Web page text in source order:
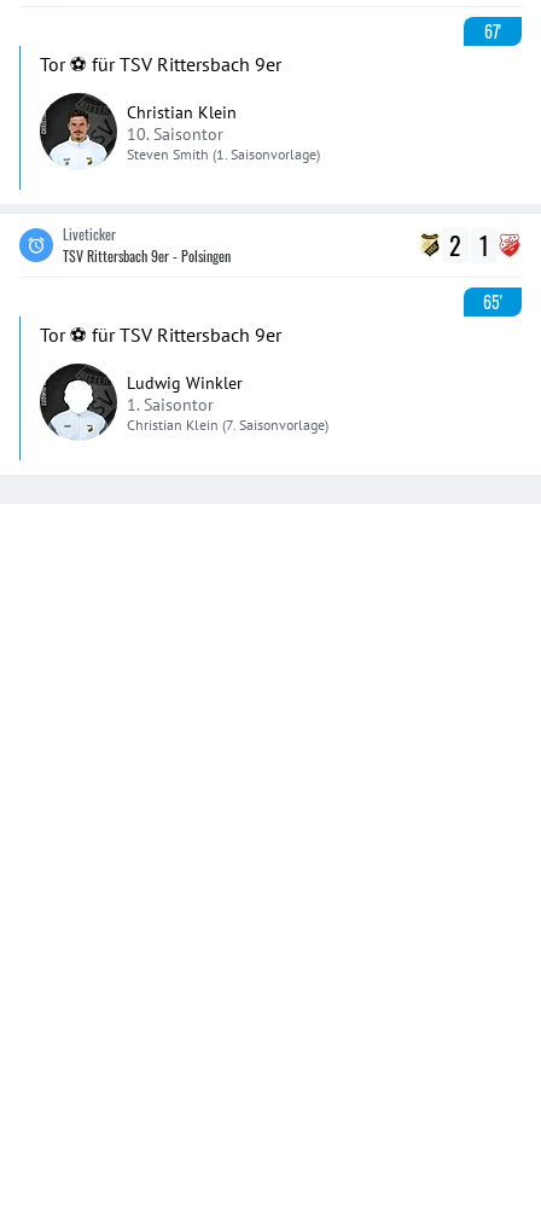
67'
Tor ⚽️ für TSV Rittersbach 9er
Christian Klein
10. Saisontor
Steven Smith (1. Saisonvorlage)
Liveticker
TSV Rittersbach 9er - Polsingen
2 1
65'
Tor ⚽️ für TSV Rittersbach 9er
Ludwig Winkler
1. Saisontor
Christian Klein (7. Saisonvorlage)